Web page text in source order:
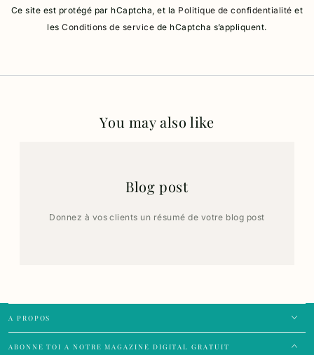
Ce site est protégé par hCaptcha, et la Politique de confidentialité et
lesConditions de service de hCaptcha s’appliquent.
You may also like
Blog post
Donnez à vos clients un résumé de votre blog post
A PROPOS
ABONNE TOI A NOTRE MAGAZINE DIGITAL GRATUIT